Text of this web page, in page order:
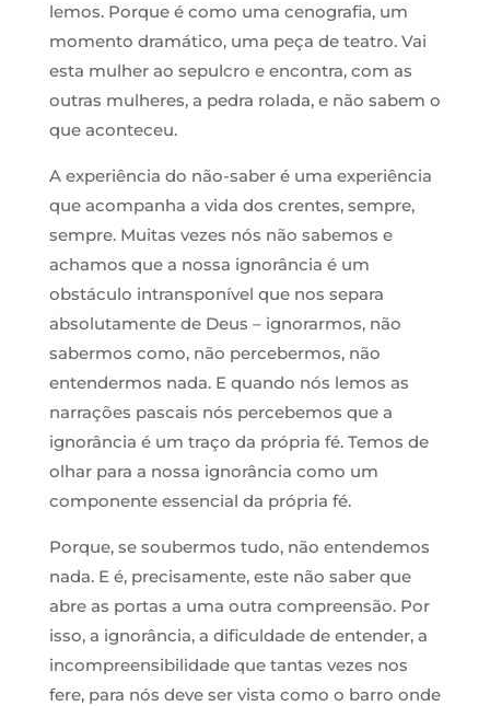
lemos. Porque é como uma cenografia, um
momento dramático, uma peça de teatro. Vai
esta mulher ao sepulcro e encontra, com as
outras mulheres, a pedra rolada, e não sabem o
que aconteceu.
A experiência do não-saber é uma experiência
que acompanha a vida dos crentes, sempre,
sempre. Muitas vezes nós não sabemos e
achamos que a nossa ignorância é um
obstáculo intransponível que nos separa
absolutamente de Deus – ignorarmos, não
sabermos como, não percebermos, não
entendermos nada. E quando nós lemos as
narrações pascais nós percebemos que a
ignorância é um traço da própria fé. Temos de
olhar para a nossa ignorância como um
componente essencial da própria fé.
Porque, se soubermos tudo, não entendemos
nada. E é, precisamente, este não saber que
abre as portas a uma outra compreensão. Por
isso, a ignorância, a dificuldade de entender, a
incompreensibilidade que tantas vezes nos
fere, para nós deve ser vista como o barro onde